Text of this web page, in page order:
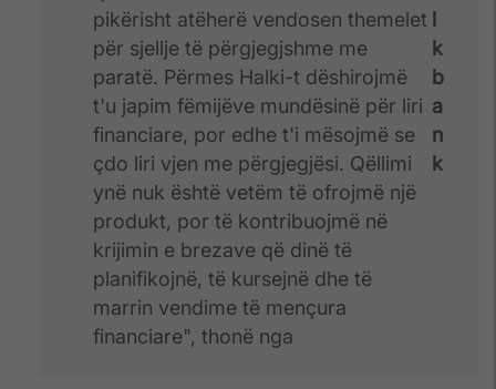
pikërisht atëherë vendosen themelet
për sjellje të përgjegjshme me
paratë. Përmes Halki-t dëshirojmë
t'u japim fëmijëve mundësinë për liri
financiare, por edhe t'i mësojmë se
çdo liri vjen me përgjegjësi. Qëllimi
ynë nuk është vetëm të ofrojmë një
produkt, por të kontribuojmë në
krijimin e brezave që dinë të
planifikojnë, të kursejnë dhe të
marrin vendime të mençura
financiare", thonë nga
k
b
a
n
k